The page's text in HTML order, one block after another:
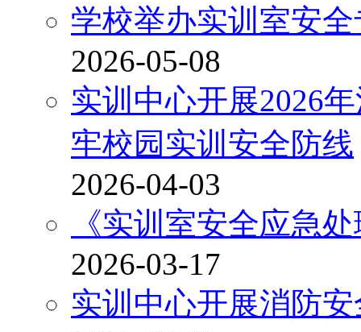
学校举办实训室安
2026-05-08
实训中心开展2026
牢校园实训安全防线
2026-04-03
《实训室安全应急
2026-03-17
实训中心开展消防